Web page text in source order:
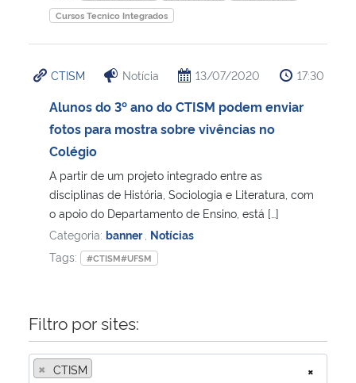
Cursos Tecnico Integrados
CTISM Notícia 13/07/2020 17:30
Alunos do 3º ano do CTISM podem enviar
fotos para mostra sobre vivências no
Colégio
A partir de um projeto integrado entre as
disciplinas de História, Sociologia e Literatura, com
o apoio do Departamento de Ensino, está […]
Categoria: banner Notícias
Tags:
#CTISM#UFSM
Filtro por sites:
×
× CTISM